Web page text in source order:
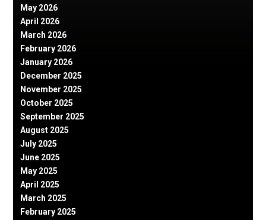
May 2026
April 2026
March 2026
February 2026
January 2026
December 2025
November 2025
October 2025
September 2025
August 2025
July 2025
June 2025
May 2025
April 2025
March 2025
February 2025